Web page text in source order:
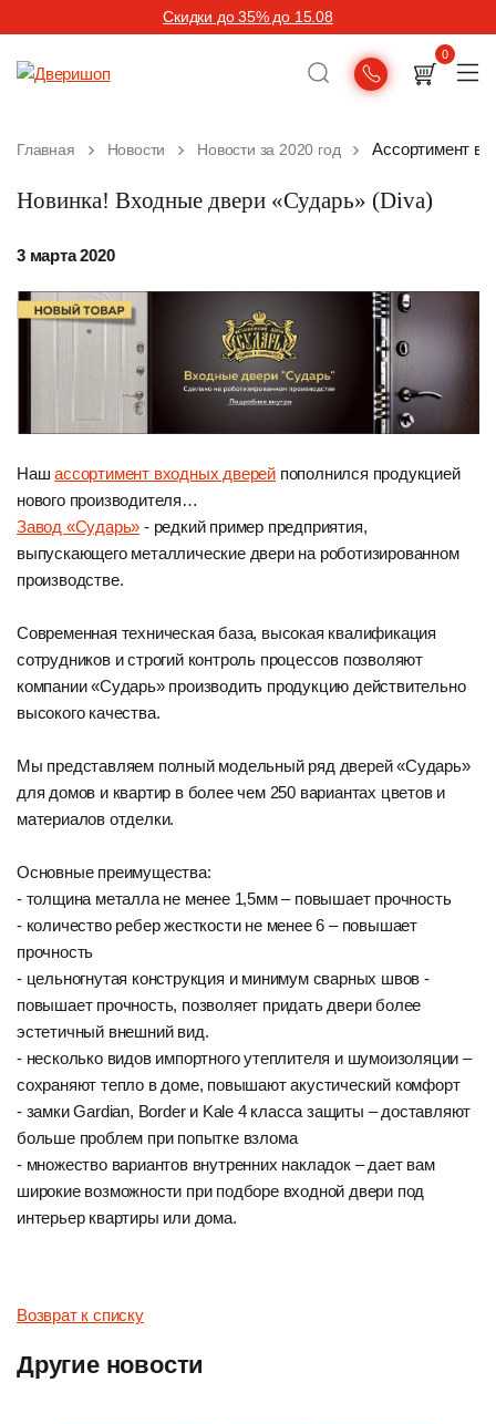
Скидки до 35% до 15.08
0
Главная Новости Новости за 2020 год Ассортимент
Новинка! Входные двери «Сударь» (Diva)
3 марта 2020
Нашассортимент входных дверей пополнился продукцией
нового производителя…
Завод «Сударь» - редкий пример предприятия,
выпускающего металлические двери на роботизированном
производстве.
Современная техническая база, высокая квалификация
сотрудников и строгий контроль процессов позволяют
компании «Сударь» производить продукцию действительно
высокого качества.
Мы представляем полный модельный ряд дверей «Сударь»
для домов и квартир в более чем 250 вариантах цветов и
материалов отделки.
Основные преимущества:
- толщина металла не менее 1,5мм – повышает прочность
- количество ребер жесткости не менее 6 – повышает
прочность
- цельногнутая конструкция и минимум сварных швов -
повышает прочность, позволяет придать двери более
эстетичный внешний вид.
- несколько видов импортного утеплителя и шумоизоляции –
сохраняют тепло в доме, повышают акустический комфорт
- замки Gardian, Border и Kale 4 класса защиты – доставляют
больше проблем при попытке взлома
- множество вариантов внутренних накладок – дает вам
широкие возможности при подборе входной двери под
интерьер квартиры или дома.
Возврат к списку
Другие новости